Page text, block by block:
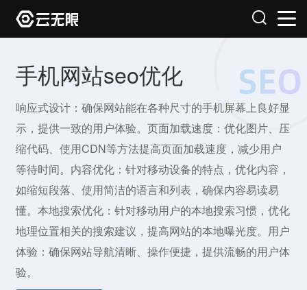
手机网站seo优化
响应式设计：确保网站能在各种尺寸的手机屏幕上良好显
示，提供一致的用户体验。页面加载速度：优化图片、压
缩代码、使用CDN等方法提高页面加载速度，减少用户
等待时间。内容优化：针对移动设备的特点，优化内容，
如缩短段落、使用简洁的语言和列表，确保内容易读易
懂。本地搜索优化：针对移动用户的本地搜索习惯，优化
地理位置相关的搜索建议，提高网站的本地曝光度。用户
体验：确保网站导航清晰、操作便捷，提供流畅的用户体
验。